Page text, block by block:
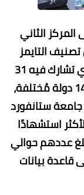
الثاني
من تصنيف التايمز
البريطاني لجامعات العالم العربي، والذي تشارك فيه 31
جامعة مصرية و125 جامعة عربية من 14 دولة مُختلفة،
جامعة ستانفورد
الأكثر استشهادًا
عددهم حوالي
على قاعدة بيانات